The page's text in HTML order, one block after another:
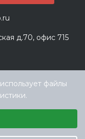
д.70, офис 715
файлы